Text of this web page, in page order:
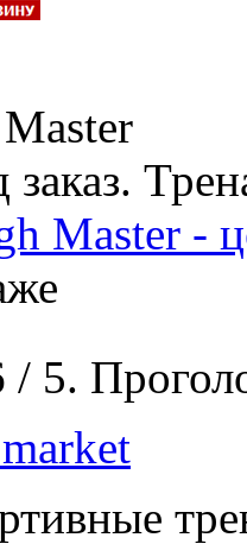
.
Master -
/ 5.